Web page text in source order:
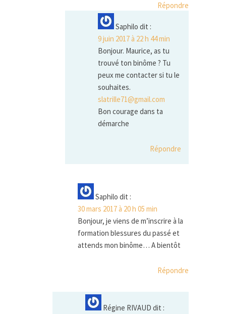
Répondre
Saphilo dit :
9 juin 2017 à 22 h 44 min
Bonjour. Maurice, as tu
trouvé ton binôme ? Tu
peux me contacter si tu le
souhaites.
slatrille71@gmail.com
Bon courage dans ta
démarche
Répondre
Saphilo dit :
30 mars 2017 à 20 h 05 min
Bonjour, je viens de m’inscrire à la
formation blessures du passé et
attends mon binôme… A bientôt
Répondre
Régine RIVAUD dit :